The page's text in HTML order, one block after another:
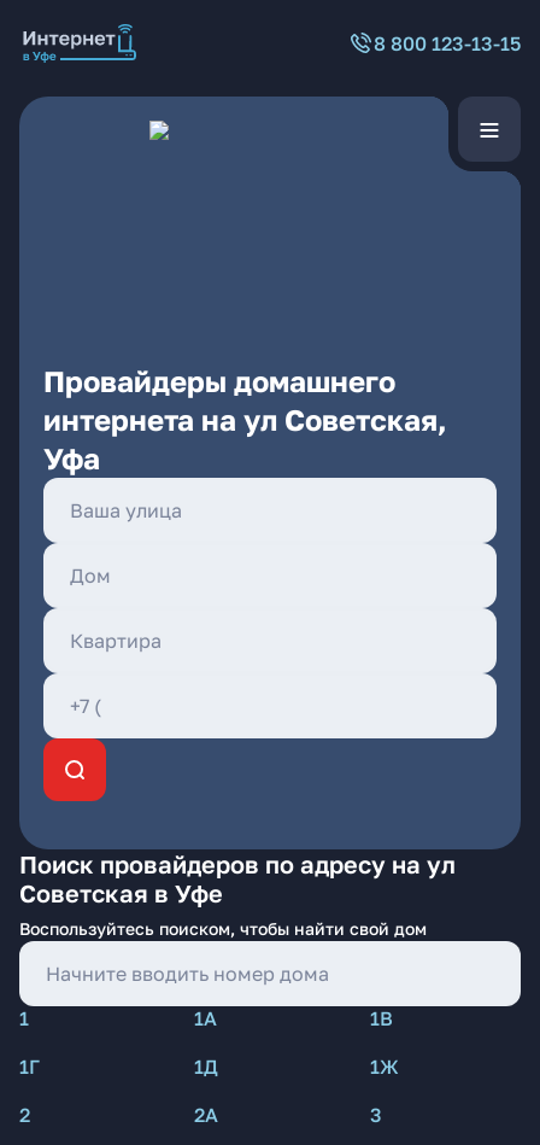
8 800 123-13-15
Провайдеры домашнего
интернета на ул Советская,
Уфа
Поиск провайдеров по адресу на ул
Советская в Уфе
Воспользуйтесь поиском, чтобы найти свой дом
1 1А
1В
1Г
1Д
1Ж
2
2А
3